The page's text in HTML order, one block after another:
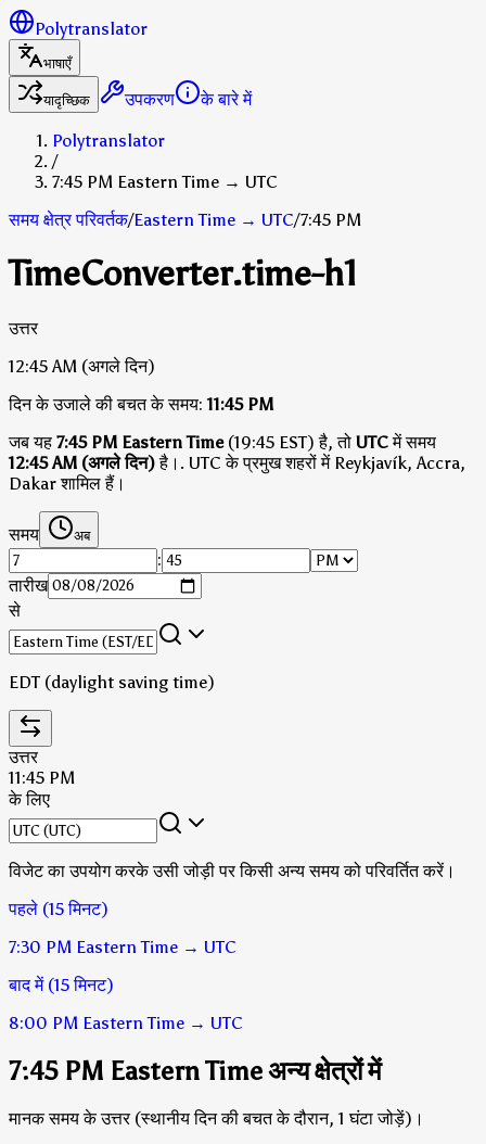
Polytranslator
भाषाएँ
यादृच्छिक
उपकरण
के बारे में
Polytranslator
/
7:45 PM Eastern Time → UTC
समय क्षेत्र परिवर्तक/Eastern Time → UTC/7:45 PM
TimeConverter.time-h1
उत्तर
12:45 AM (अगले दिन)
दिन के उजाले की बचत के समय: 11:45 PM
जब यह 7:45 PM Eastern Time(19:45 EST) है, तो UTCमें समय
12:45 AM (अगले दिन)है। . UTC के प्रमुख शहरों में Reykjavík, Accra,
Dakar शामिल हैं।
समय अब
:
तारीख
से
EDT (daylight saving time)
उत्तर
11:45 PM
के लिए
विजेट का उपयोग करके उसी जोड़ी पर किसी अन्य समय को परिवर्तित करें।
पहले (15 मिनट)
7:30 PM Eastern Time → UTC
बाद में (15 मिनट)
8:00 PM Eastern Time → UTC
7:45 PM Eastern Time अन्य क्षेत्रों में
मानक समय के उत्तर (स्थानीय दिन की बचत के दौरान, 1 घंटा जोड़ें)।